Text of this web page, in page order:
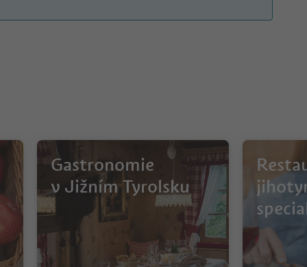
Gastronomie
v Jižním Tyrolsku